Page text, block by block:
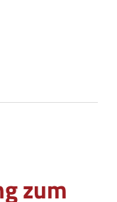
zum